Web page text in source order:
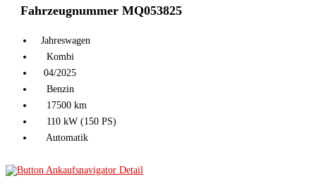
Fahrzeugnummer MQ053825
Jahreswagen
Kombi
04/2025
Benzin
17500 km
110 kW (150 PS)
Automatik